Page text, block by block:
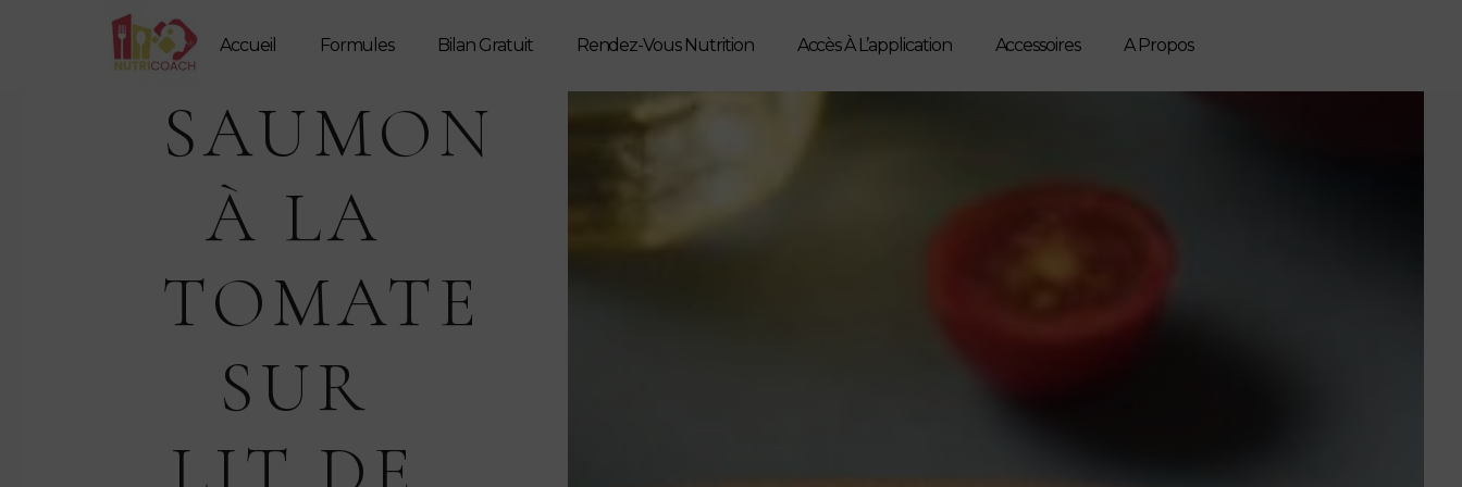
Accueil Formules Bilan Gratuit Rendez-Vous Nutrition Accès À L’application Accessoires A Propos
SAUMON
À LA
TOMATE
SUR